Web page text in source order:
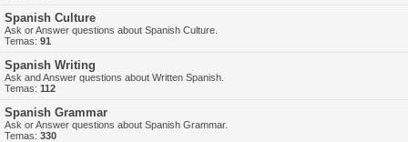
Spanish Culture
Ask or Answer questions about Spanish Culture.
Temas: 91
Spanish Writing
Ask and Answer questions about Written Spanish.
Temas: 112
Spanish Grammar
Ask or Answer questions about Spanish Grammar.
Temas: 330